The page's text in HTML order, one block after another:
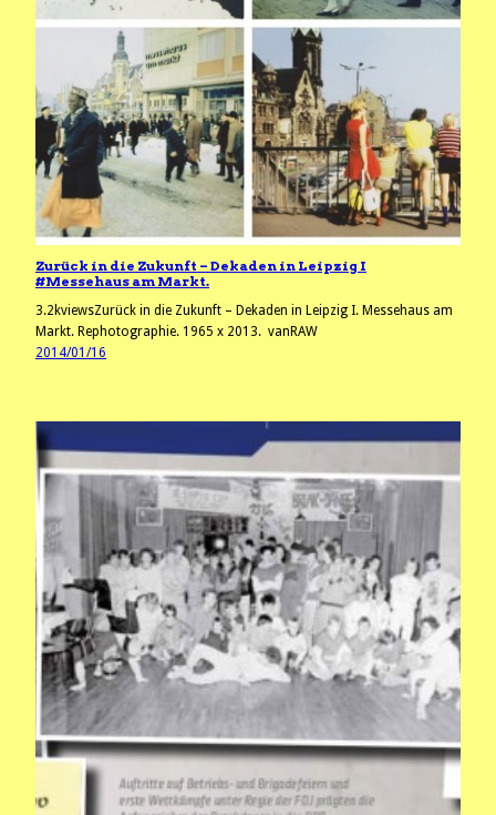
Zurück in die Zukunft – Dekaden in Leipzig I
#Messehaus am Markt.
3.2kviewsZurück in die Zukunft – Dekaden in Leipzig I. Messehaus am
Markt. Rephotographie. 1965 x 2013. vanRAW
2014/01/16